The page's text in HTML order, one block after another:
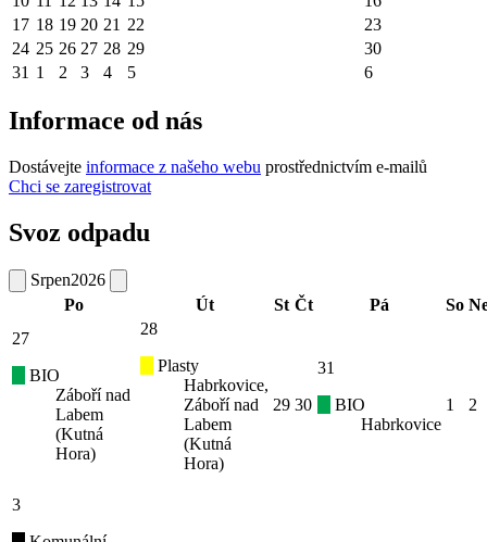
17 18 19 20 21 22
23
24 25 26 27 28 29
30
31 1 2 3 4 5 6
Informace od nás
Dostávejte informace z našeho webu prostřednictvím e-mailů
Chci se zaregistrovat
Svoz odpadu
Srpen2026
Po
Út St Čt Pá So
27
BIO
Záboří nad
Labem
(Kutná
Hora)
28
Plasty
Habrkovice,
Záboří nad
Labem
(Kutná
Hora)
29 30
31
BIO
Habrkovice
1 2
3